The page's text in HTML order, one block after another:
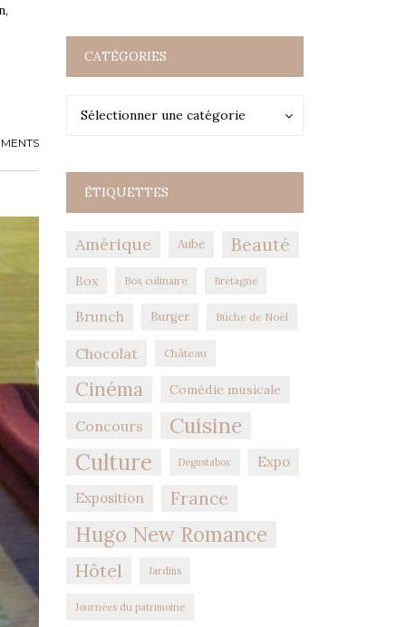
CATÉGORIES
Sélectionner une catégorie
Catégories
ÉTIQUETTES
Amérique Aube Beauté
Box Box culinaire Bretagne
Brunch Burger Bûche de Noël
Chocolat Château
Cinéma Comédie musicale
Concours Cuisine
Culture Degustabox Expo
Exposition France
Hugo New Romance
Hôtel Jardins
Journées du patrimoine